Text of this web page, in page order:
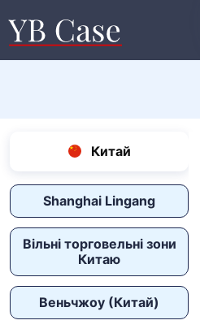
Китай
Shanghai Lingang
Вільні торговельні зони
Китаю
Веньчжоу (Китай)